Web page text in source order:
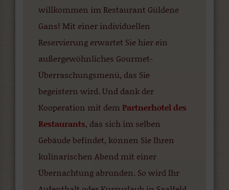
willkommen im Restaurant Güldene
Gans! Mit einer individuellen
Reservierung erwartet Sie hier ein
außergewöhnliches Gourmet-
Überraschungsmenü, das Sie
begeistern wird. Und dank der
Kooperation mit dem Partnerhotel des
Restaurants, das sich im selben
Gebäude befindet, können Sie Ihren
kulinarischen Abend mit einer
Übernachtung abrunden. So wird Ihr